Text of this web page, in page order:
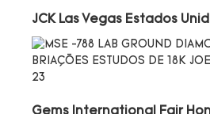
JCK Las Vegas Estados